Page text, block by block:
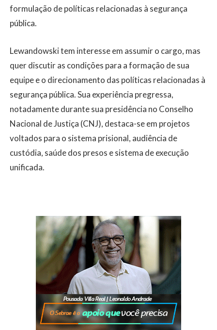
formulação de políticas relacionadas à segurança
pública.
Lewandowski tem interesse em assumir o cargo, mas
quer discutir as condições para a formação de sua
equipe e o direcionamento das políticas relacionadas à
segurança pública. Sua experiência pregressa,
notadamente durante sua presidência no Conselho
Nacional de Justiça (CNJ), destaca-se em projetos
voltados para o sistema prisional, audiência de
custódia, saúde dos presos e sistema de execução
unificada.